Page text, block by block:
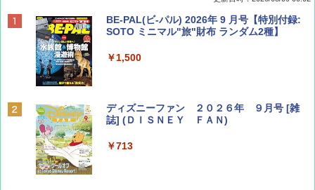
BE-PAL(ビ-パル) 2026年 9 月号【特別付録:
SOTO ミニマル"旅"財布 ランダム2種】
￥1,500
ディズニーファン ２０２６年 ９月号 [雑
誌] (ＤＩＳＮＥＹ ＦＡＮ)
￥713